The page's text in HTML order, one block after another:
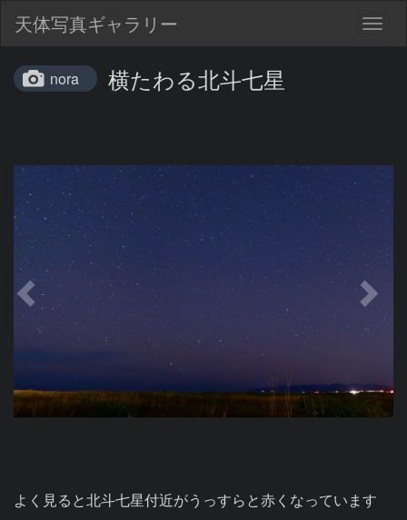
天体写真ギャラリー
nora 横たわる北斗七星
よく見ると北斗七星付近がうっすらと赤くなっています